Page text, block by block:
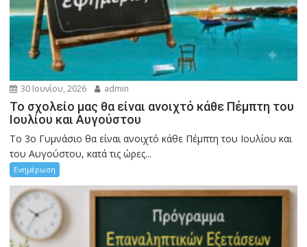
30 Ιουνίου, 2026 admin
Το σχολείο μας θα είναι ανοιχτό κάθε Πέμπτη του
Ιουλίου και Αυγούστου
Το 3ο Γυμνάσιο θα είναι ανοιχτό κάθε Πέμπτη του Ιουλίου και
του Αυγούστου, κατά τις ώρες...
Ενημέρωση